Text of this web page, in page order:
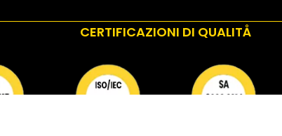
CERTIFICAZIONI DI QUALITÅ